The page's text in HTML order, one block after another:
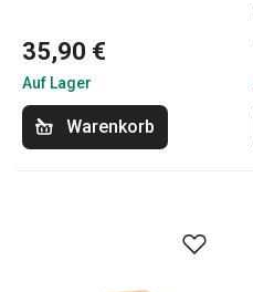
35,90 €
Auf Lager
Warenkorb